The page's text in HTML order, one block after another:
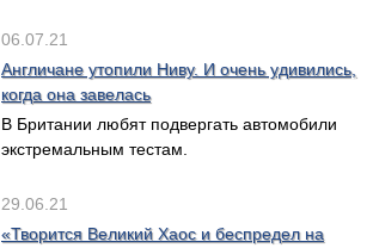
06.07.21
Англичане утопили Ниву. И очень удивились,
когда она завелась
В Британии любят подвергать автомобили
экстремальным тестам.
29.06.21
«Творится Великий Хаос и беспредел на